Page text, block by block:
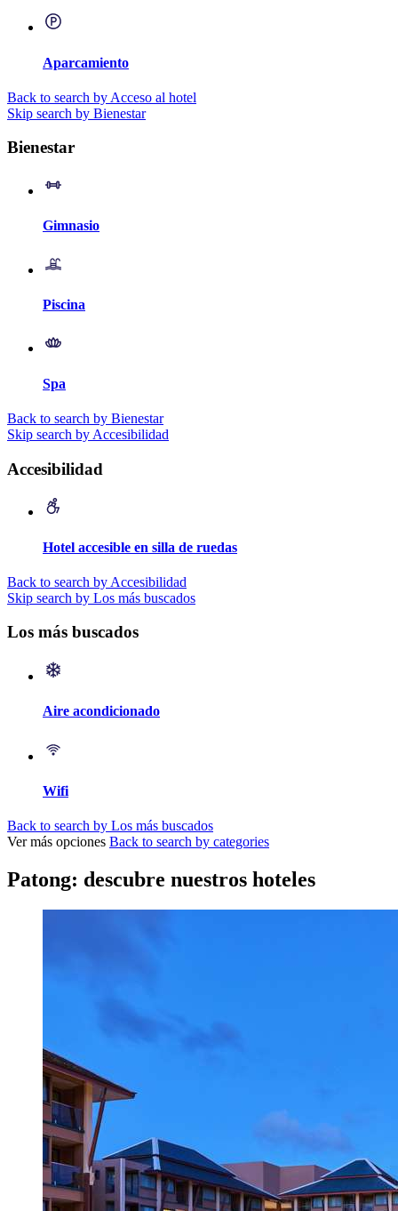
Aparcamiento
Back to search by Acceso al hotel
Skip search by Bienestar
Bienestar
Gimnasio
Piscina
Spa
Back to search by Bienestar
Skip search by Accesibilidad
Accesibilidad
Hotel accesible en silla de ruedas
Back to search by Accesibilidad
Skip search by Los más buscados
Los más buscados
Aire acondicionado
Wifi
Back to search by Los más buscados
Ver más opciones Back to search by categories
Patong: descubre nuestros hoteles